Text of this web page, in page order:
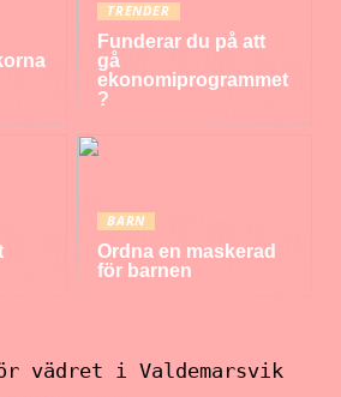
TRENDER
Funderar du på att
gå
ekonomiprogrammet
?
BARN
Ordna en maskerad
för barnen
vädret i Valdemarsvik